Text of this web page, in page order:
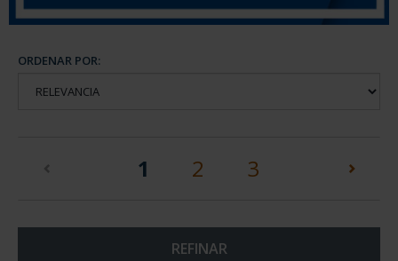
ORDENAR POR:
1 (current)
2 3
REFINAR